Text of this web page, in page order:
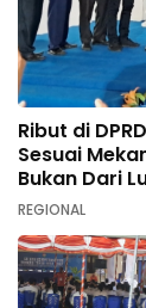
Ribut di
Sesuai
Bukan Dari
REGIONAL